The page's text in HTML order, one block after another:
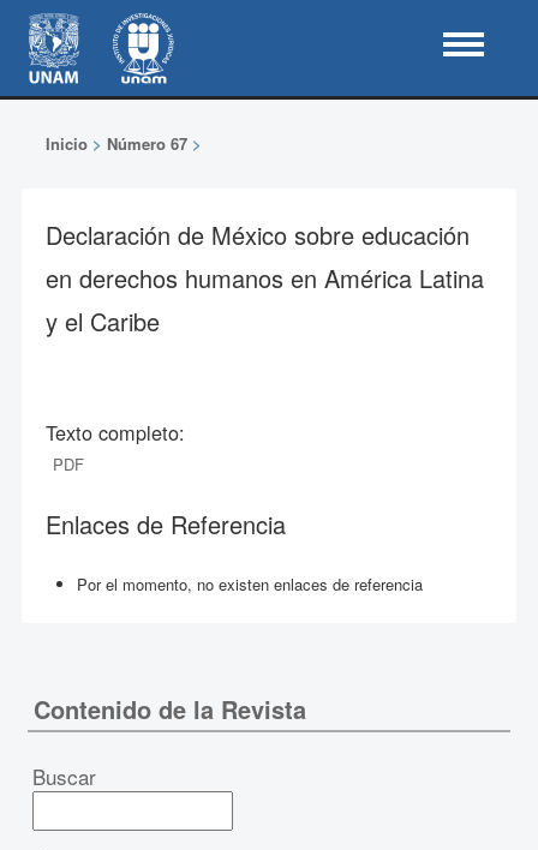
Inicio> Número 67>
Declaración de México sobre educación
en derechos humanos en América Latina
y el Caribe
Texto completo:
PDF
Enlaces de Referencia
Por el momento, no existen enlaces de referencia
Contenido de la Revista
Buscar